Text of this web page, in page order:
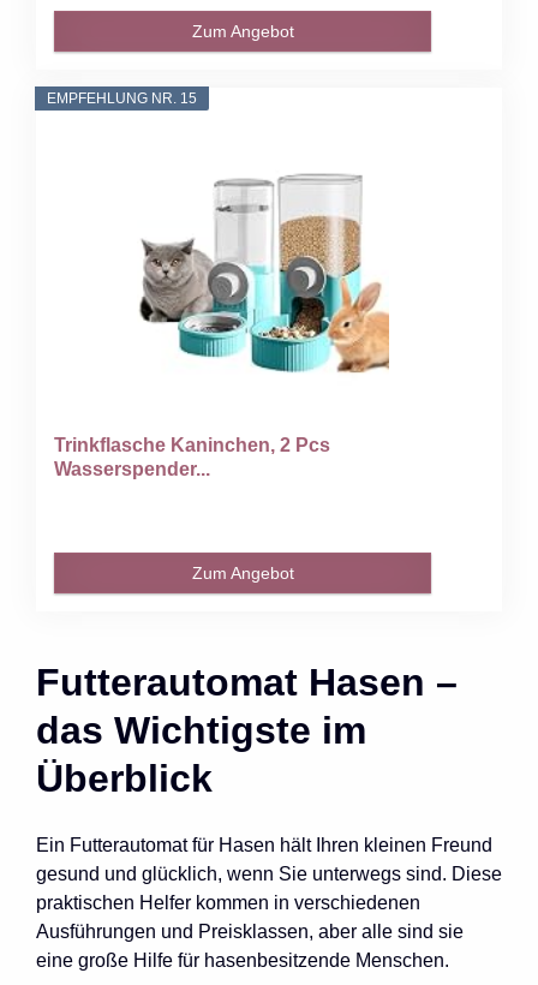
Zum Angebot
EMPFEHLUNG NR. 15
Trinkflasche Kaninchen, 2 Pcs
Wasserspender...
Zum Angebot
Futterautomat Hasen –
das Wichtigste im
Überblick
Ein Futterautomat für Hasen hält Ihren kleinen Freund
gesund und glücklich, wenn Sie unterwegs sind. Diese
praktischen Helfer kommen in verschiedenen
Ausführungen und Preisklassen, aber alle sind sie
eine große Hilfe für hasenbesitzende Menschen.